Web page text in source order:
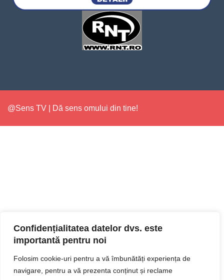
Confidențialitatea datelor dvs. este
importantă pentru noi
Folosim cookie-uri pentru a vă îmbunătăți experiența de
navigare, pentru a vă prezenta conținut și reclame
@Sens TV | Dă sens omului din tine!